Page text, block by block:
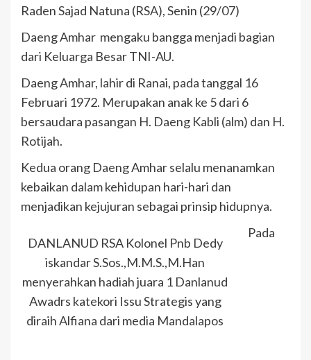
Raden Sajad Natuna (RSA), Senin (29/07)
Daeng Amhar mengaku bangga menjadi bagian
dari Keluarga Besar TNI-AU.
Daeng Amhar, lahir di Ranai, pada tanggal 16
Februari 1972. Merupakan anak ke 5 dari 6
bersaudara pasangan H. Daeng Kabli (alm) dan H.
Rotijah.
Kedua orang Daeng Amhar selalu menanamkan
kebaikan dalam kehidupan hari-hari dan
menjadikan kejujuran sebagai prinsip hidupnya.
DANLANUD RSA Kolonel Pnb Dedy
iskandar S.Sos.,M.M.S.,M.Han
menyerahkan hadiah juara 1 Danlanud
Awadrs katekori Issu Strategis yang
diraih Alfiana dari media Mandalapos
Pada